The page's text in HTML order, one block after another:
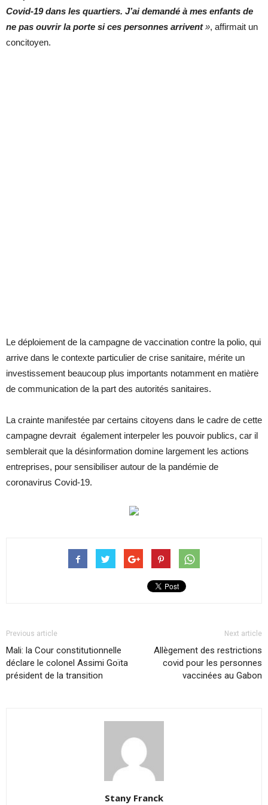
Covid-19 dans les quartiers. J’ai demandé à mes enfants de
ne pas ouvrir la porte si ces personnes arrivent », affirmait un
concitoyen.
Le déploiement de la campagne de vaccination contre la polio, qui
arrive dans le contexte particulier de crise sanitaire, mérite un
investissement beaucoup plus importants notamment en matière
de communication de la part des autorités sanitaires.
La crainte manifestée par certains citoyens dans le cadre de cette
campagne devrait également interpeler les pouvoir publics, car il
semblerait que la désinformation domine largement les actions
entreprises, pour sensibiliser autour de la pandémie de
coronavirus Covid-19.
Previous article
Mali: la Cour constitutionnelle
déclare le colonel Assimi Goïta
président de la transition
Next article
Allègement des restrictions
covid pour les personnes
vaccinées au Gabon
Stany Franck